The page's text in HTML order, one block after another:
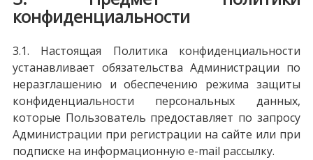
конфиденциальности
3.1. Настоящая Политика конфиденциальности
устанавливает обязательства Администрации по
неразглашению и обеспечению режима защиты
конфиденциальности персональных данных,
которые Пользователь предоставляет по запросу
Администрации при регистрации на сайте или при
подписке на информационную e-mail рассылку.